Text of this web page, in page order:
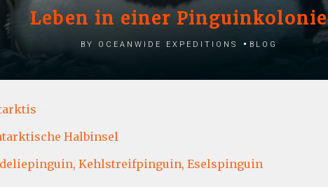
Leben in einer Pinguinkolonie
by Oceanwide Expeditions Blog
Halbinsel
Kehlstreifpinguin, Eselspinguin